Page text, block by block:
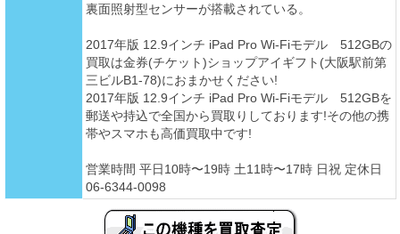
裏面照射型センサーが搭載されている。
2017年版 12.9インチ iPad Pro Wi-Fiモデル 512GBの
買取は金券(チケット)ショップアイギフト(大阪駅前第
三ビルB1-78)におまかせください!
2017年版 12.9インチ iPad Pro Wi-Fiモデル 512GBを
郵送や持込で全国から買取りしております!その他の携
帯やスマホも高価買取中です!
営業時間 平日10時〜19時 土11時〜17時 日祝 定休日
06-6344-0098